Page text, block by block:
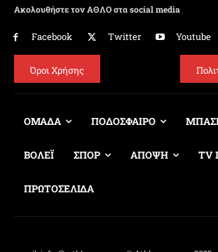
Ακολουθήστε τον ΑΘΛΟ στα social media
Facebook Twitter Youtube
Όροι Χρήσης
ΟΜΑΔΑ ΠΟΔΟΣΦΑΙΡΟ
ΒΟΛΕΪ ΣΠΟΡ ΑΠΟΨΗ TV
ΠΡΩΤΟΣΕΛΙΔΑ